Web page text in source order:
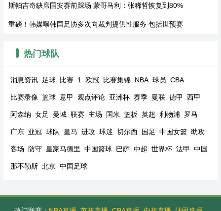
斯帕吉奇缺席国安赛前踩场 蒙哥马利：张稀哲恢复到80%
重磅！韩媒曝韩国足协多次向裁判提供性服务 包括世预赛
热门球队
消息资讯 足球 比赛 1 欧冠 比赛集锦 NBA 球员 CBA
比赛录像 篮球 意甲 观点评论 亚洲杯 赛季 曼联 德甲 西甲
阿森纳 女足 曼城 联赛 主场 国米 篮板 英超 利物浦 罗马
广东 亚冠 球队 皇马 进攻 球迷 切尔西 国足 中国女篮 助攻
客场 防守 皇家马德里 中国篮球 巴萨 中超 世界杯 法甲 中国
那不勒斯 北京 中国足球